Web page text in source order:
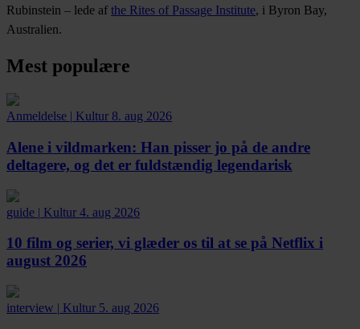
Rubinstein – lede af the Rites of Passage Institute, i Byron Bay,
Australien.
Mest populære
Anmeldelse | Kultur 8. aug 2026
Alene i vildmarken: Han pisser jo på de andre
deltagere, og det er fuldstændig legendarisk
guide | Kultur 4. aug 2026
10 film og serier, vi glæder os til at se på Netflix i
august 2026
interview | Kultur 5. aug 2026